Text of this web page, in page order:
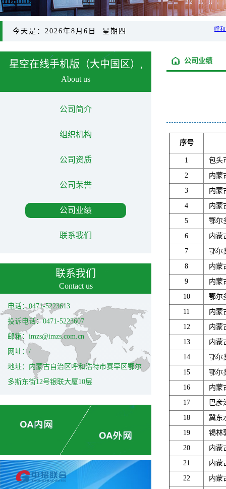
今天是：2026年8月6日 星期四
星空在线手机版（大中国区）,
About us
公司简介
组织机构
公司资质
公司荣誉
公司业绩
联系我们
联系我们
Contact us
电话：0471-5223613
投诉电话：0471-5223607
邮箱：imzs@imzs.com.cn
网址：/
地址：内蒙古自治区呼和浩特市赛罕区鄂尔
多斯东街12号银联大厦10层
公司业绩
序号
1
包头
2
内蒙
3
内蒙
4
内蒙
5
鄂尔
6
内蒙
7
鄂尔
8
内蒙
9
内蒙
10
鄂尔
11
内蒙
12
内蒙
13
内蒙
14
鄂尔
15
鄂尔
16
内蒙
17
巴彦
18
冀东
19
锡林
20
内蒙
21
内蒙
22
内蒙